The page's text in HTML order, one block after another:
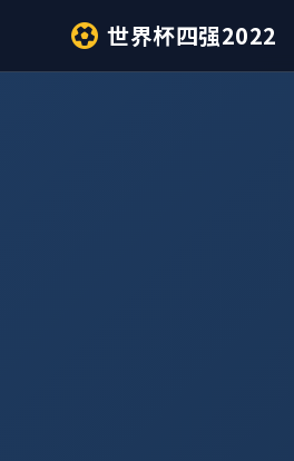
世界杯四强2022